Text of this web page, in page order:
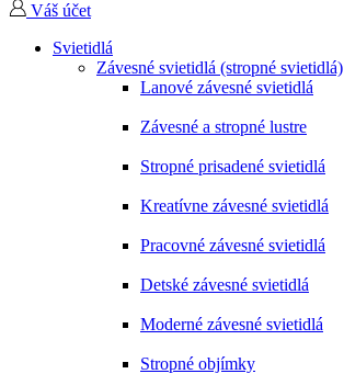
Váš účet
Svietidlá
Závesné svietidlá (stropné svietidlá)
Lanové závesné svietidlá
Závesné a stropné lustre
Stropné prisadené svietidlá
Kreatívne závesné svietidlá
Pracovné závesné svietidlá
Detské závesné svietidlá
Moderné závesné svietidlá
Stropné objímky